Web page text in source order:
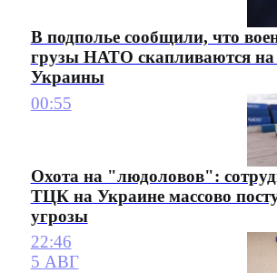
В подполье сообщили, что
грузы НАТО скапливаются на
Украины
00:55
Охота на "людоловов":
ТЦК на Украине массово
угрозы
22:46
5 АВГ